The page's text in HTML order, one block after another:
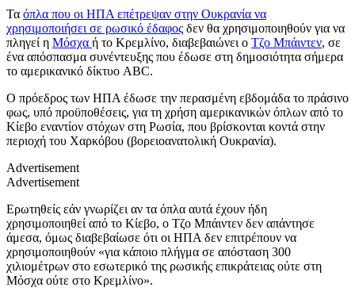
Τα όπλα που οι ΗΠΑ επέτρεψαν στην Ουκρανία να
χρησιμοποιήσει σε ρωσικό έδαφος δεν θα χρησιμοποιηθούν για να
πληγεί η Μόσχα ή το Κρεμλίνο, διαβεβαιώνει ο Τζο Μπάιντεν, σε
ένα απόσπασμα συνέντευξης που έδωσε στη δημοσιότητα σήμερα
το αμερικανικό δίκτυο ABC.
Ο πρόεδρος των ΗΠΑ έδωσε την περασμένη εβδομάδα το πράσινο
φως, υπό προϋποθέσεις, για τη χρήση αμερικανικών όπλων από το
Κίεβο εναντίον στόχων στη Ρωσία, που βρίσκονται κοντά στην
περιοχή του Χαρκόβου (βορειοανατολική Ουκρανία).
Advertisement
Advertisement
Ερωτηθείς εάν γνωρίζει αν τα όπλα αυτά έχουν ήδη
χρησιμοποιηθεί από το Κίεβο, ο Τζο Μπάιντεν δεν απάντησε
άμεσα, όμως διαβεβαίωσε ότι οι ΗΠΑ δεν επιτρέπουν να
χρησιμοποιηθούν «για κάποιο πλήγμα σε απόσταση 300
χιλιομέτρων στο εσωτερικό της ρωσικής επικράτειας ούτε στη
Μόσχα ούτε στο Κρεμλίνο».